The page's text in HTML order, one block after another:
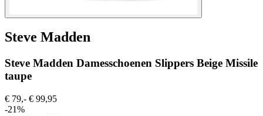
Steve Madden
Steve Madden Damesschoenen Slippers Beige Missile
taupe
€ 79,- € 99,95
-21%